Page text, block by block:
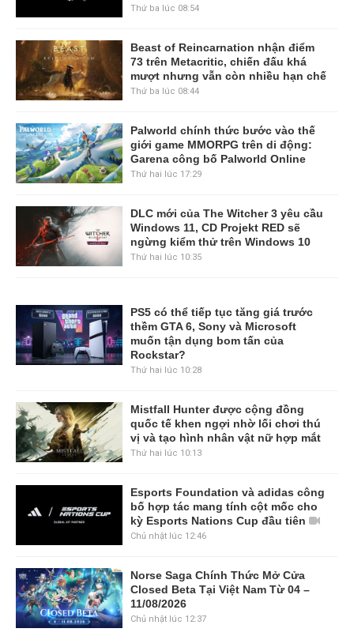
Thứ ba lúc 08:54
Beast of Reincarnation nhận điểm
73 trên Metacritic, chiến đấu khá
mượt nhưng vẫn còn nhiều hạn chế
Thứ ba lúc 08:44
Palworld chính thức bước vào thế
giới game MMORPG trên di động:
Garena công bố Palworld Online
Thứ hai lúc 17:29
DLC mới của The Witcher 3 yêu cầu
Windows 11, CD Projekt RED sẽ
ngừng kiểm thử trên Windows 10
Thứ hai lúc 10:35
PS5 có thể tiếp tục tăng giá trước
thềm GTA 6, Sony và Microsoft
muốn tận dụng bom tấn của
Rockstar?
Thứ hai lúc 10:28
Mistfall Hunter được cộng đồng
quốc tế khen ngợi nhờ lối chơi thú
vị và tạo hình nhân vật nữ hợp mắt
Thứ hai lúc 10:13
Esports Foundation và adidas công
bố hợp tác mang tính cột mốc cho
kỳ Esports Nations Cup đầu tiên
Chủ nhật lúc 12:46
Norse Saga Chính Thức Mở Cửa
Closed Beta Tại Việt Nam Từ 04 –
11/08/2026
Chủ nhật lúc 12:37